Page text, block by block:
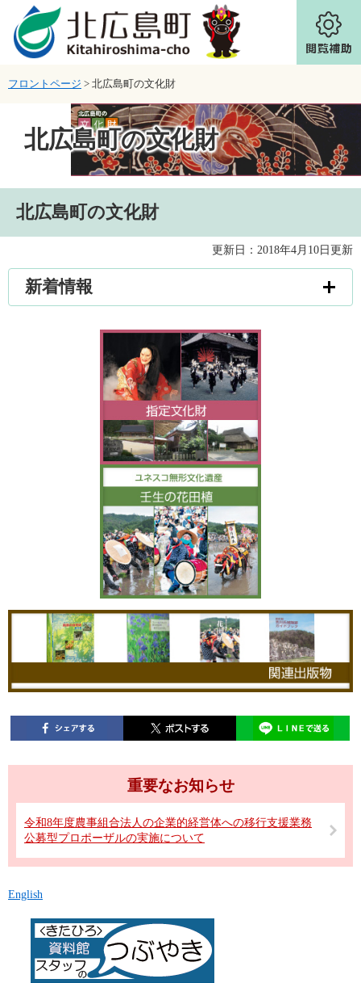
ページの先頭です。
メニューを飛ばして本文へ
フロントページ > 北広島町の文化財
北広島町の文化財
重要なお知らせ
令和8年度農事組合法人の企業的経営体への移行支援業務
公募型プロポーザルの実施について
English
北広島町の文化財
更新日：2018年4月10日更新
新着情報